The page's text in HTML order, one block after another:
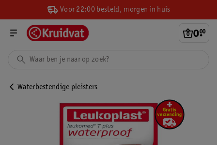
Voor 22:00 besteld, morgen in huis
0.
00
Waterbestendige pleisters